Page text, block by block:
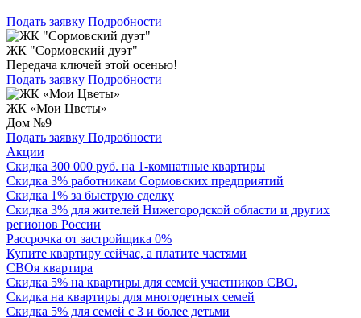
Подать заявку Подробности
ЖК "Сормовский дуэт"
Передача ключей этой осенью!
Подать заявку Подробности
ЖК «Мои Цветы»
Дом №9
Подать заявку Подробности
Акции
Скидка 300 000 руб. на 1-комнатные квартиры
Скидка 3% работникам Сормовских предприятий
Скидка 1% за быструю сделку
Скидка 3% для жителей Нижегородской области и других
регионов России
Рассрочка от застройщика 0%
Купите квартиру сейчас, а платите частями
СВОя квартира
Скидка 5% на квартиры для семей участников СВО.
Скидка на квартиры для многодетных семей
Скидка 5% для семей с 3 и более детьми